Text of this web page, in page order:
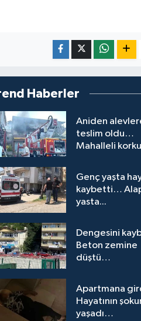
Haberler
Aniden
teslim oldu…
Mahalleli korku
Genç yaşta
kaybetti…
yasta...
Dengesini
Beton zemine
düştü…
Apartmana
Hayatının
yaşadı…